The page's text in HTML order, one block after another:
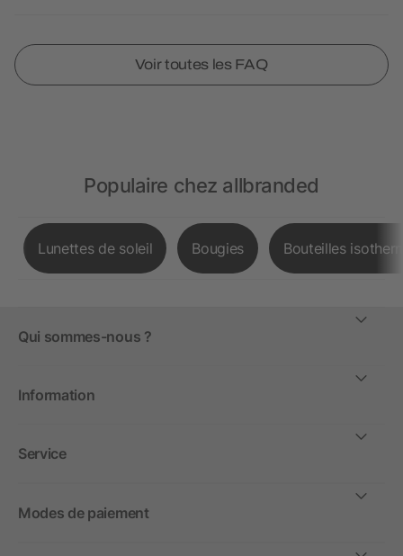
Voir toutes les FAQ
Populaire chez allbranded
Lunettes de soleil Bougies Bouteilles
Qui sommes-nous ?
Information
Service
Modes de paiement